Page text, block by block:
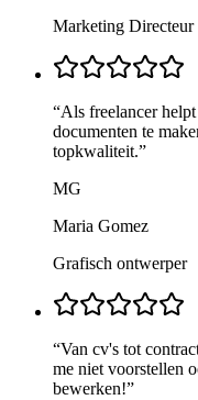
Marketing Directeur
“Als freelancer
documenten te
topkwaliteit.”
MG
Maria Gomez
Grafisch ontwerper
“Van cv's tot
me niet voorstellen
bewerken!”